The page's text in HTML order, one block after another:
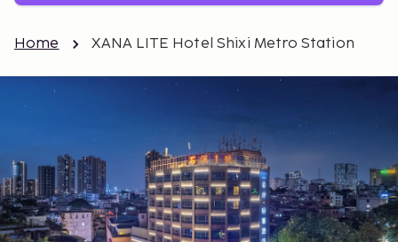
Home XANA LITE Hotel Shixi Metro Station